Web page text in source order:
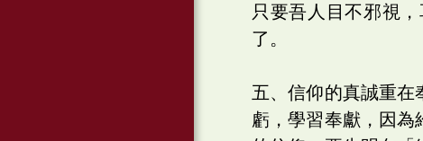
只要吾人目不邪視
了。
五、信仰的真誠重
虧，學習奉獻，因